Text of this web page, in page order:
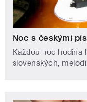
Noc s českými
Každou noc hodina
slovenských,